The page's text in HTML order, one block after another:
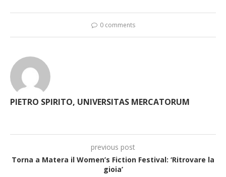
0 comments
PIETRO SPIRITO, UNIVERSITAS MERCATORUM
previous post
Torna a Matera il Women’s Fiction Festival: ‘Ritrovare la
gioia’